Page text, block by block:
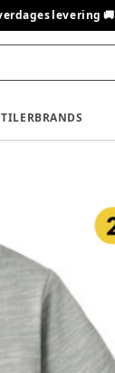
levering 🚚
BRANDS